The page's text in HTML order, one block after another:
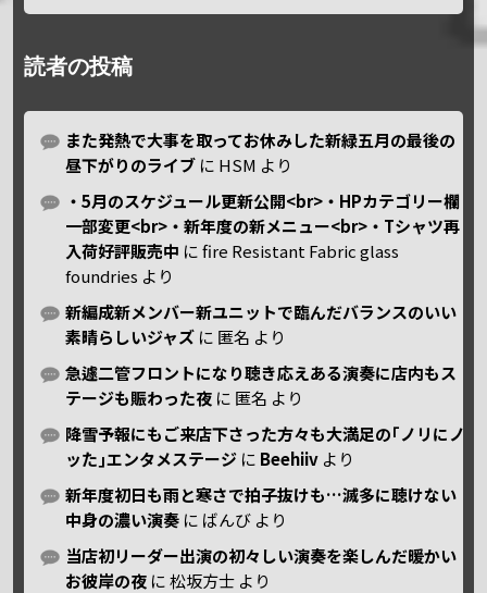
読者の投稿
また発熱で大事を取ってお休みした新緑五月の最後の
昼下がりのライブ に HSM より
・5月のスケジュール更新公開<br>・HPカテゴリー欄
一部変更<br>・新年度の新メニュー<br>・Tシャツ再
入荷好評販売中 にfire Resistant Fabric glass
foundries より
新編成新メンバー新ユニットで臨んだバランスのいい
素晴らしいジャズ に 匿名 より
急遽二管フロントになり聴き応えある演奏に店内もス
テージも賑わった夜 に 匿名 より
降雪予報にもご来店下さった方々も大満足の｢ノリにノ
ッた｣エンタメステージ に Beehiiv より
新年度初日も雨と寒さで拍子抜けも…滅多に聴けない
中身の濃い演奏 に ばんび より
当店初リーダー出演の初々しい演奏を楽しんだ暖かい
お彼岸の夜 に松坂方士 より